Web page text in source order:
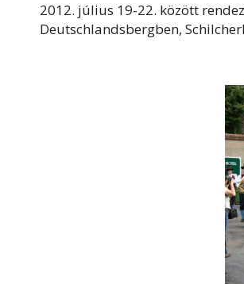
2012. július 19-22. között
Deutschlandsbergben,